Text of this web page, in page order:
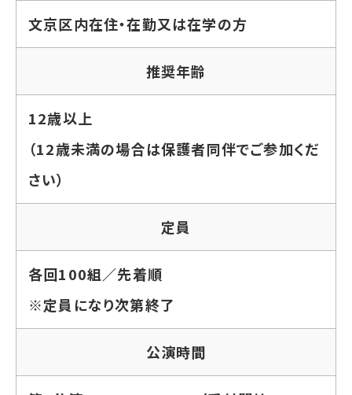
文京区内在住・在勤又は在学の方
推奨年齢
12歳以上
（12歳未満の場合は保護者同伴でご参加くだ
さい）
定員
各回100組／先着順
※定員になり次第終了
公演時間